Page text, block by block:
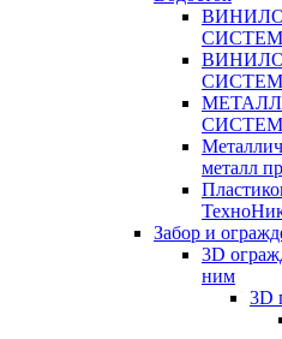
металл
Забор и
3D
ним
3D